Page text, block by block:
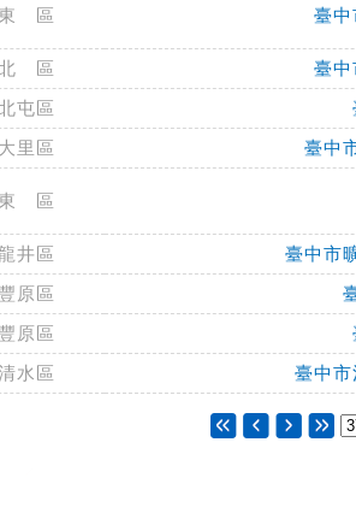
東 區 臺中
區 臺中
屯區
大里區 臺中
東 區
井區 臺中市
豐原區
豐原區
水區 臺中